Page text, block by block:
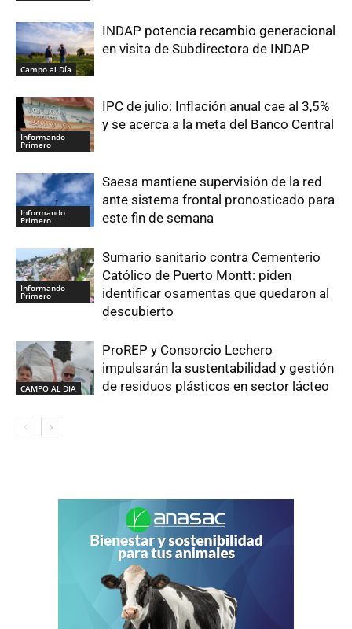
Campo al Día
INDAP potencia recambio generacional
en visita de Subdirectora de INDAP
Informando
Primero
IPC de julio: Inflación anual cae al 3,5%
y se acerca a la meta del Banco Central
Informando
Primero
Saesa mantiene supervisión de la red
ante sistema frontal pronosticado para
este fin de semana
Informando
Primero
Sumario sanitario contra Cementerio
Católico de Puerto Montt: piden
identificar osamentas que quedaron al
descubierto
CAMPO AL DIA
ProREP y Consorcio Lechero
impulsarán la sustentabilidad y gestión
de residuos plásticos en sector lácteo